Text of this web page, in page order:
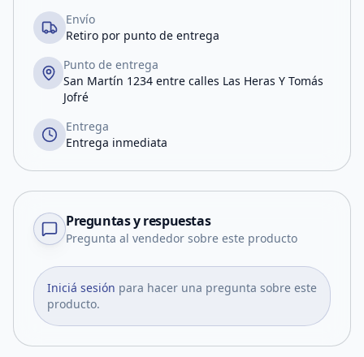
Envío
Retiro por punto de entrega
Punto de entrega
San Martín 1234 entre calles Las Heras Y Tomás
Jofré
Entrega
Entrega inmediata
Preguntas y respuestas
Pregunta al vendedor sobre este producto
Iniciá sesión para hacer una pregunta sobre este
producto.